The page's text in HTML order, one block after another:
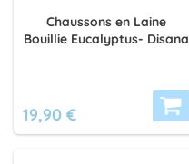
Chaussons en Laine
Bouillie Eucalyptus- Disana
19,90 €